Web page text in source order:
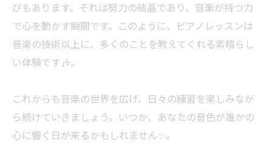
びもあります。それは努力の結晶であり、音楽が持つ力
で心を動かす瞬間です。このように、ピアノレッスンは
音楽の技術以上に、多くのことを教えてくれる素晴らし
い体験です🎶。
これからも音楽の世界を広げ、日々の練習を楽しみなが
ら続けていきましょう。いつか、あなたの音色が誰かの
心に響く日が来るかもしれません✨。